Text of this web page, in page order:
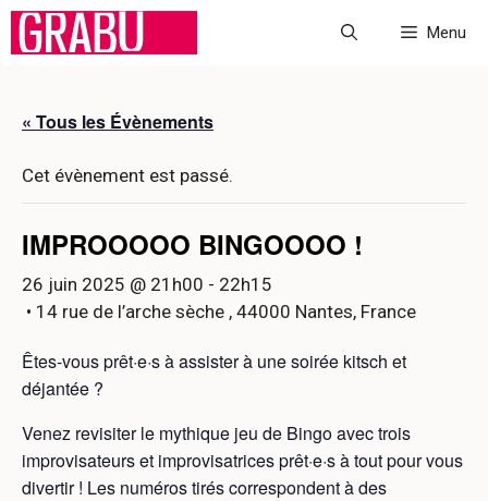
Aller
Menu
« Tous les Évènements
Cet évènement est passé.
IMPROOOOO BINGOOOO !
26 juin 2025 @ 21h00 - 22h15
• 14 rue de l’arche sèche , 44000 Nantes, France
Êtes-vous prêt·e·s à assister à une soirée kitsch et
déjantée ?
Venez revisiter le mythique jeu de Bingo avec trois
improvisateurs et improvisatrices prêt·e·s à tout pour vous
divertir ! Les numéros tirés correspondent à des